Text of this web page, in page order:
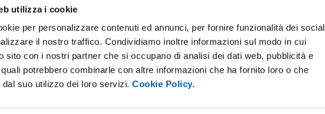
utilizza i cookie
per personalizzare contenuti ed annunci, per fornire funzionalità dei social
il nostro traffico. Condividiamo inoltre informazioni sul modo in cui
sito con i nostri partner che si occupano di analisi dei dati web, pubblicità e
potrebbero combinarle con altre informazioni che ha fornito loro o che
dal suo utilizzo dei loro servizi.Cookie Policy.
degli studi di Parma
00308780345
+39 0521 902111
protocollo@pec.unipr.it
Instagram X